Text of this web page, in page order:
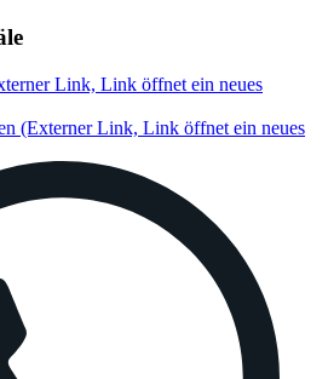
Link, Link öffnet ein neues
(Externer Link, Link öffnet ein neues